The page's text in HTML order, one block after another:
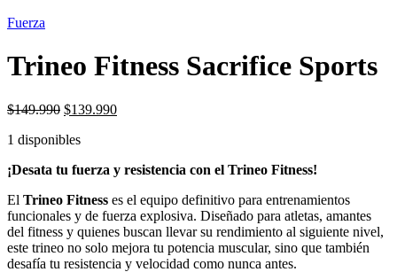
Fuerza
Trineo Fitness Sacrifice Sports
$149.990 El
original
$149.990.
$139.990El
$139.990.
1 disponibles
¡Desata tu fuerza y resistencia con el Trineo Fitness!
El Trineo Fitness es el equipo definitivo para entrenamientos
funcionales y de fuerza explosiva. Diseñado para atletas, amantes
del fitness y quienes buscan llevar su rendimiento al siguiente nivel,
este trineo no solo mejora tu potencia muscular, sino que también
desafía tu resistencia y velocidad como nunca antes.